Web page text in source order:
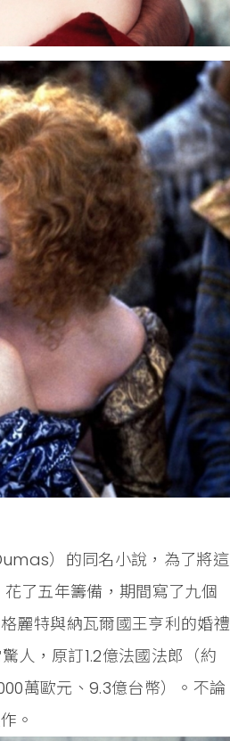
）的同名小說，為了將這
了五年籌備，期間寫了九個
麗特與納瓦爾國王亨利的婚禮
人，原訂1.2億法國法郎（約
萬歐元、9.3億台幣）。不論
。